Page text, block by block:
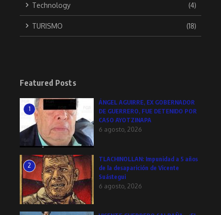
Technology (4)
TURISMO (18)
Featured Posts
1
ÁNGEL AGUIRRE, EX GOBERNADOR
DE GUERRERO, FUE DETENIDO POR
CASO AYOTZINAPA
6 agosto, 2026
2
TLACHINOLLAN: Impunidad a 5 años
de la desaparición de Vicente
Suástegui
6 agosto, 2026